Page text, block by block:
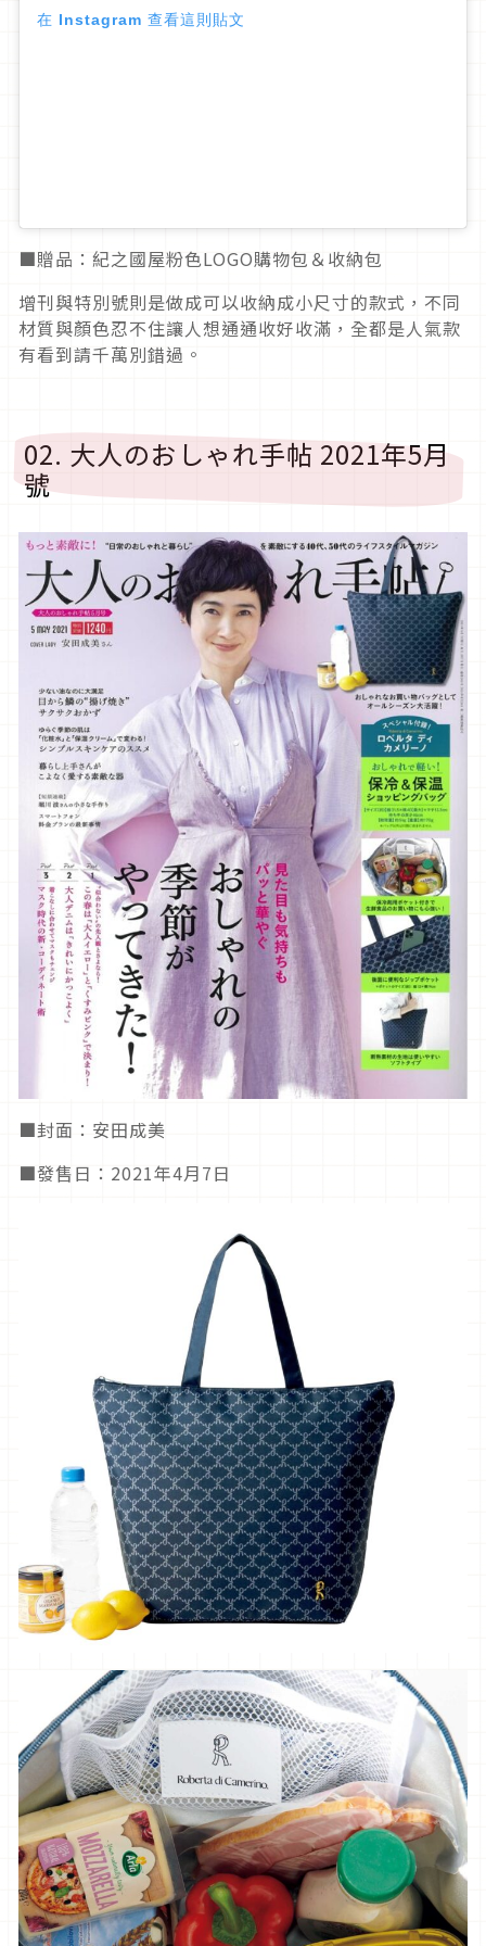
在 Instagram 查看這則貼文
■贈品：紀之國屋粉色LOGO購物包＆收納包
增刊與特別號則是做成可以收納成小尺寸的款式，不同
材質與顏色忍不住讓人想通通收好收滿，全都是人氣款
有看到請千萬別錯過。
02. 大人のおしゃれ手帖 2021年5月
號
■封面：安田成美
■發售日：2021年4月7日